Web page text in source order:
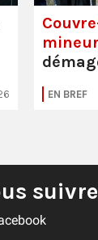
EN BREF
suivre